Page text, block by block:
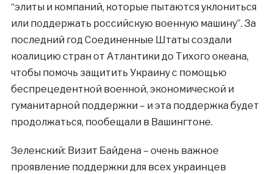
“элиты и компаний, которые пытаются уклониться
или поддержать российскую военную машину”. За
последний год Соединенные Штаты создали
коалицию стран от Атлантики до Тихого океана,
чтобы помочь защитить Украину с помощью
беспрецедентной военной, экономической и
гуманитарной поддержки – и эта поддержка будет
продолжаться, пообещали в Вашингтоне.
Зеленский: Визит Байдена – очень важное
проявление поддержки для всех украинцев